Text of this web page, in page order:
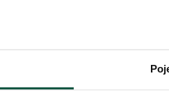
XL, ove smo godine odlučili
drvca posebno su zanimljive